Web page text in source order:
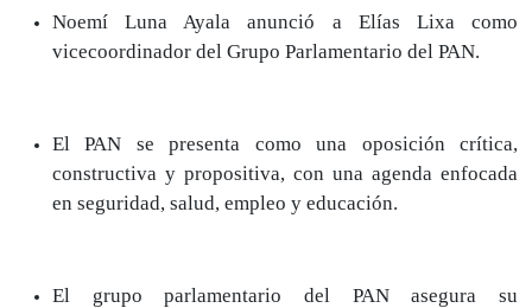
Noemí Luna Ayala anunció a Elías Lixa como
vicecoordinador del Grupo Parlamentario del PAN.
El PAN se presenta como una oposición crítica,
constructiva y propositiva, con una agenda enfocada
en seguridad, salud, empleo y educación.
El grupo parlamentario del PAN asegura su